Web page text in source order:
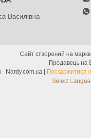
Василівна
Сайт створений на
Продавець на
Поскаржитися
Select